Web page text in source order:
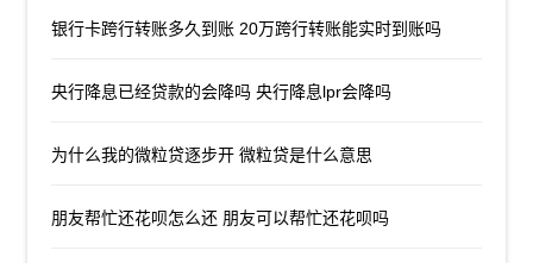
银行卡跨行转账多久到账 20万跨行转账能实时到账吗
央行降息已经贷款的会降吗 央行降息lpr会降吗
为什么我的微粒贷逐步开 微粒贷是什么意思
朋友帮忙还花呗怎么还 朋友可以帮忙还花呗吗